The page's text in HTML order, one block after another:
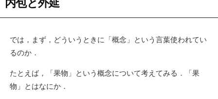
では，まず，どういうときに「概念」という言葉使われてい
るのか．
たとえば，「果物」という概念について考えてみる．「果
物」とはなにか．